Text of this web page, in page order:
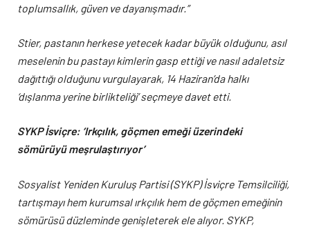
toplumsallık, güven ve dayanışmadır.”
Stier, pastanın herkese yetecek kadar büyük olduğunu, asıl
meselenin bu pastayı kimlerin gasp ettiği ve nasıl adaletsiz
dağıttığı olduğunu vurgulayarak, 14 Haziran’da halkı
‘dışlanma yerine birlikteliği’ seçmeye davet etti.
SYKP İsviçre: ‘Irkçılık, göçmen emeği üzerindeki
sömürüyü meşrulaştırıyor’
Sosyalist Yeniden Kuruluş Partisi (SYKP) İsviçre Temsilciliği,
tartışmayı hem kurumsal ırkçılık hem de göçmen emeğinin
sömürüsü düzleminde genişleterek ele alıyor. SYKP,